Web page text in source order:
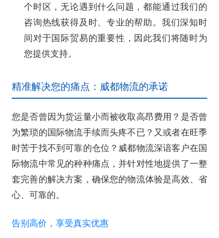
个时区，无论遇到什么问题，都能通过我们的
咨询热线获得及时、专业的帮助。我们深知时
间对于国际贸易的重要性，因此我们将随时为
您提供支持。
精准解决您的痛点：威都物流的承诺
您是否曾因为货运量小而被收取高昂费用？是否曾
为繁琐的国际物流手续而头疼不已？又或者在旺季
时苦于找不到可靠的仓位？威都物流深谙客户在国
际物流中常见的种种痛点，并针对性地提供了一整
套完善的解决方案，确保您的物流体验是高效、省
心、可靠的。
告别高价，享受真实优惠